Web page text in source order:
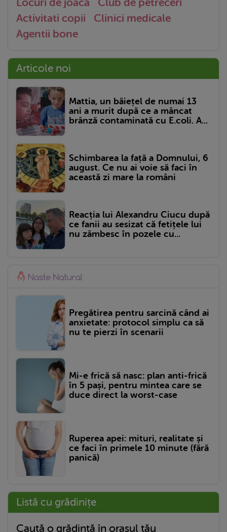
Activitati copii
Clinici medicale
Agentii bone
Articole noi
Mattia, un băiețel de numai 13
ani a murit după ce a mâncat
brânză contaminată cu E.coli. A...
Schimbarea la față a Domnului, 6
august. Ce nu ai voie să faci în
această zi mare la români
Reacția lui Alexandru Ciucu după
ce fanii au sesizat că fetițele lui
nu zâmbesc în pozele cu...
Pregătirea pentru sarcină când ai
anxietate: protocol simplu ca să
nu te pierzi în scenarii
Mi-e frică să nasc: plan anti-frică
în 5 pași, pentru mintea care se
duce direct la worst-case
Ruperea apei: mituri, realitate și
ce faci în primele 10 minute (fără
panică)
Listă cu grădinițe
Caută o grădință în orașul tău